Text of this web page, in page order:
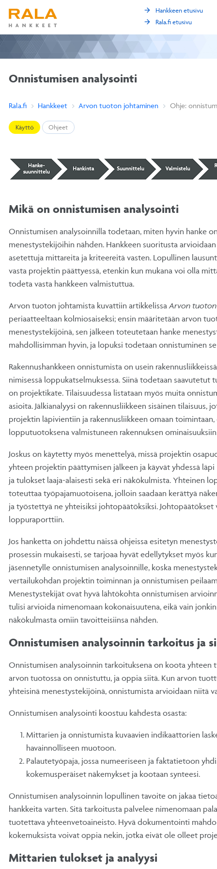
arrow_forward
Hankkeen etusivu
arrow_forward
Rala.fi etusivu
Onnistumisen analysointi
Rala.fi Hankkeet Arvon tuoton johtaminen Ohje:
Käyttö Ohjeet
Mikä on onnistumisen analysointi
Onnistumisen analysoinnilla todetaan, miten hyvin hanke
menestystekijöihin nähden. Hankkeen suoritusta
asetettuja mittareita ja kriteereitä vasten. Lopullinen
vasta projektin päättyessä, etenkin kun mukana voi olla
todeta vasta hankkeen valmistuttua.
Arvon tuoton johtamista kuvattiin artikkelissa Arvon
periaatteeltaan kolmiosaiseksi; ensin määritetään arvon
menestystekijöinä, sen jälkeen toteutetaan hanke
mahdollisimman hyvin, ja lopuksi todetaan onnistuminen
Rakennushankkeen onnistumista on usein
nimisessä loppukatselmuksessa. Siinä todetaan saavutetut
on projektikate. Tilaisuudessa listataan myös muita
asioita. Jälkianalyysi on rakennusliikkeen sisäinen tilaisuus,
projektin läpivientiin ja rakennusliikkeen omaan toimintaan,
lopputuotoksena valmistuneen rakennuksen
Joskus on käytetty myös menettelyä, missä projektin
yhteen projektin päättymisen jälkeen ja käyvät yhdessä
ja tulokset laaja-alaisesti sekä eri näkökulmista. Yhteinen
toteuttaa työpajamuotoisena, jolloin saadaan kerättyä
ja työstettyä ne yhteisiksi johtopäätöksiksi. Johtopäätökset
loppuraporttiin.
Jos hanketta on johdettu näissä ohjeissa esitetyn
prosessin mukaisesti, se tarjoaa hyvät edellytykset myös
jäsennetylle onnistumisen analysoinnille, koska
vertailukohdan projektin toiminnan ja onnistumisen
Menestystekijät ovat hyvä lähtökohta onnistumisen
tulisi arvioida nimenomaan kokonaisuutena, eikä vain
näkökulmasta omiin tavoitteisiinsa nähden.
Onnistumisen analysoinnin tarkoitus ja
Onnistumisen analysoinnin tarkoituksena on koota yhteen
arvon tuotossa on onnistuttu, ja oppia siitä. Kun arvon
yhteisinä menestystekijöinä, onnistumista arvioidaan niitä
Onnistumisen analysointi koostuu kahdesta osasta:
Mittarien ja onnistumista kuvaavien indikaattorien
havainnolliseen muotoon.
Palautetyöpaja, jossa numeeriseen ja faktatietoon
kokemusperäiset näkemykset ja kootaan synteesi.
Onnistumisen analysoinnin lopullinen tavoite on jakaa
hankkeita varten. Sitä tarkoitusta palvelee nimenomaan
tuotettava yhteenvetoaineisto. Hyvä dokumentointi
kokemuksista voivat oppia nekin, jotka eivät ole olleet
Mittarien tulokset ja analyysi